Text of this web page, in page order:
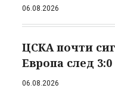
06.08.2026
ЦСКА почти
Европа след
06.08.2026